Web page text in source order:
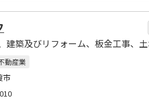
動産業
市